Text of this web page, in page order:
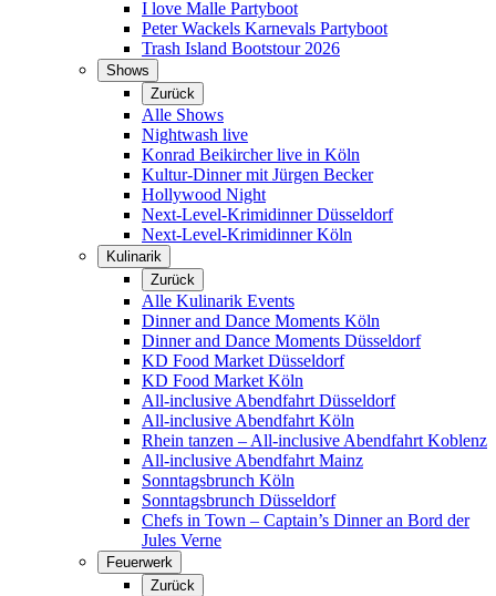
I love Malle Partyboot
Peter Wackels Karnevals Partyboot
Trash Island Bootstour 2026
Shows
Zurück
Alle Shows
Nightwash live
Konrad Beikircher live in Köln
Kultur-Dinner mit Jürgen Becker
Hollywood Night
Next-Level-Krimidinner Düsseldorf
Next-Level-Krimidinner Köln
Kulinarik
Zurück
Alle Kulinarik Events
Dinner and Dance Moments Köln
Dinner and Dance Moments Düsseldorf
KD Food Market Düsseldorf
KD Food Market Köln
All-inclusive Abendfahrt Düsseldorf
All-inclusive Abendfahrt Köln
Rhein tanzen – All-inclusive Abendfahrt Koblenz
All-inclusive Abendfahrt Mainz
Sonntagsbrunch Köln
Sonntagsbrunch Düsseldorf
Chefs in Town – Captain’s Dinner an Bord der
Jules Verne
Feuerwerk
Zurück